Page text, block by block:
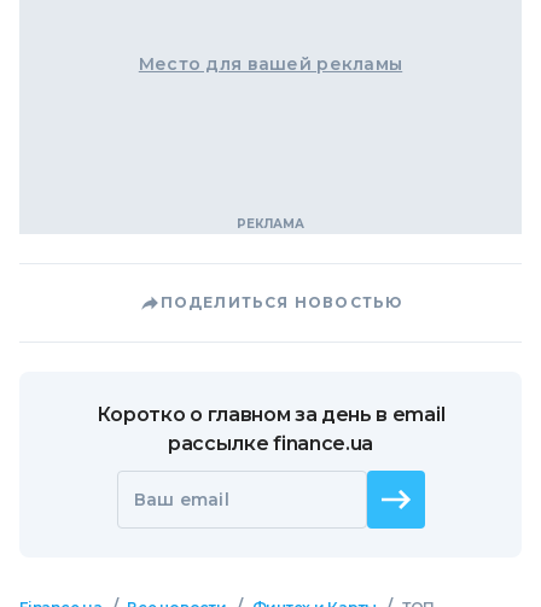
Место для вашей рекламы
ПОДЕЛИТЬСЯ НОВОСТЬЮ
Коротко о главном за день в email
рассылке finance.ua
Ваш email